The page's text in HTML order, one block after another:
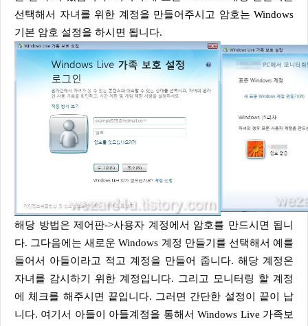
선택해서 자녀를 위한 계정을 만들어주시고 암호는 Windows
기본 암호 설정을 하시면 됩니다.
해당 방법은 제어판->사용자 계정에서 암호를 만드시면 됩니
다. 그다음에는 새로운 Windows 계정 만들기를 선택해서 예를
들어서 아들이라고 적고 계정을 만들어 줍니다. 해당 계정은
자녀를 감시하기 위한 계정입니다. 그리고 모니터링 할 계정
에 체크를 해주시면 끝입니다. 그러면 간단한 설정이 끝이 납
니다. 여기서 아들이 아들계정을 통해서 Windows Live 가족보